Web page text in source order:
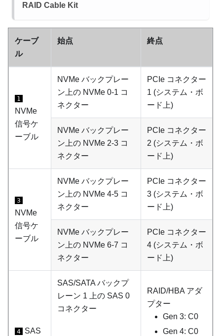
RAID Cable Kit
ケーブ
ル
始点 終点
1
NVMe
信号ケ
ーブル
NVMe バックプレー
ン上の NVMe 0-1 コ
ネクター
PCIe コネクター
1 (システム・ボ
ード上)
NVMe バックプレー
ン上の NVMe 2-3 コ
ネクター
PCIe コネクター
2 (システム・ボ
ード上)
3
NVMe
信号ケ
ーブル
NVMe バックプレー
ン上の NVMe 4-5 コ
ネクター
PCIe コネクター
3 (システム・ボ
ード上)
NVMe バックプレー
ン上の NVMe 6-7 コ
ネクター
PCIe コネクター
4 (システム・ボ
ード上)
4 SAS
SAS/SATA バックプ
レーン 1 上の SAS 0
コネクター
RAID/HBA アダ
プター
Gen 3: C0
Gen 4: C0